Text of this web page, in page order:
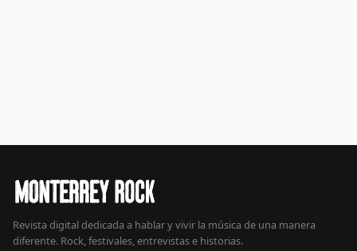
Revista digital dedicada a hablar y vivir la música de una manera
diferente. Rock, festivales, entrevistas e historias.